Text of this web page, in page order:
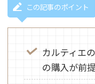
この記事のポイント
カルティエ
の購入が前